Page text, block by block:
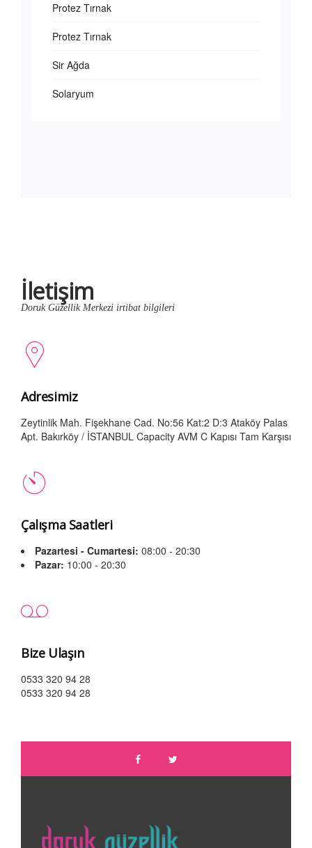
Protez Tırnak
Protez Tırnak
Sir Ağda
Solaryum
İletişim
Doruk Güzellik Merkezi irtibat bilgileri
Adresimiz
Zeytinlik Mah. Fişekhane Cad. No:56 Kat:2 D:3 Ataköy Palas
Apt. Bakırköy / İSTANBUL Capacity AVM C Kapısı Tam Karşısı
Çalışma Saatleri
Pazartesi - Cumartesi: 08:00 - 20:30
Pazar: 10:00 - 20:30
Bize Ulaşın
0533 320 94 28
0533 320 94 28